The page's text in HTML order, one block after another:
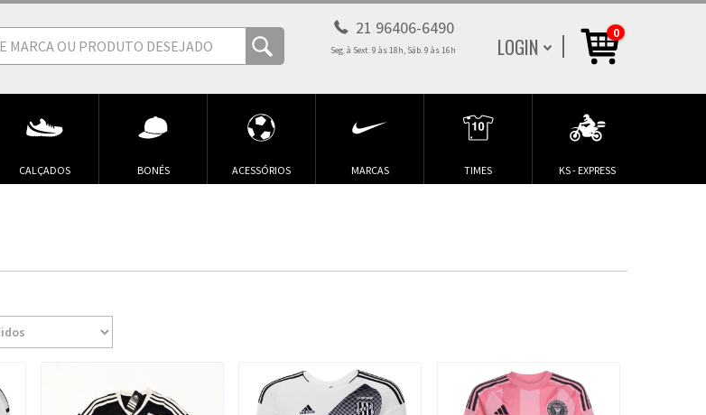
0
LOGIN
21 96406-6490
Seg. à Sext. 9 às 18h, Sáb. 9 às 16h
CALÇADOS BONÉS ACESSÓRIOS MARCAS TIMES KS - EXPRESS